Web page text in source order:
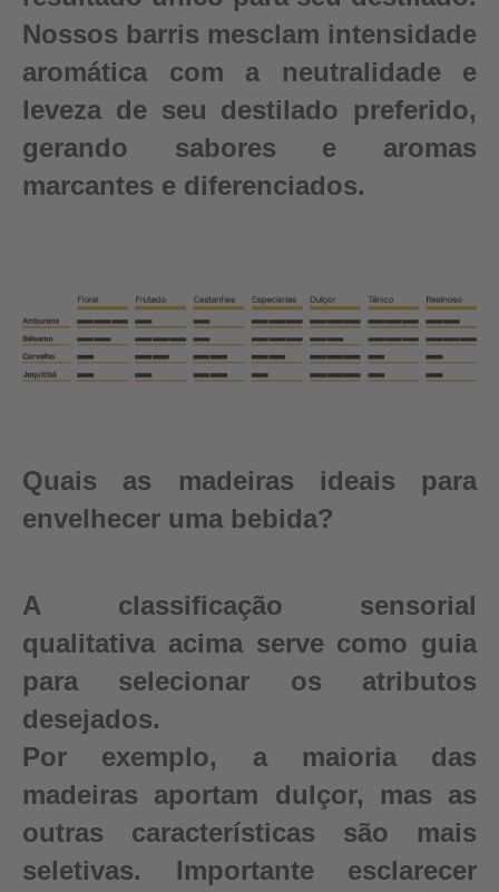
Nossos barris mesclam intensidade
aromática com a neutralidade e
leveza de seu destilado preferido,
gerando sabores e aromas
marcantes e diferenciados.
Quais as madeiras ideais para
envelhecer uma bebida?
A classificação sensorial
qualitativa acima serve como guia
para selecionar os atributos
desejados.
Por exemplo, a maioria das
madeiras aportam dulçor, mas as
outras características são mais
seletivas. Importante esclarecer